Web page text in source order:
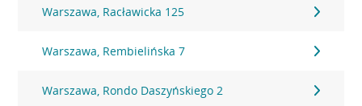
Warszawa, Racławicka 125
Warszawa, Rembielińska 7
Warszawa, Rondo Daszyńskiego 2